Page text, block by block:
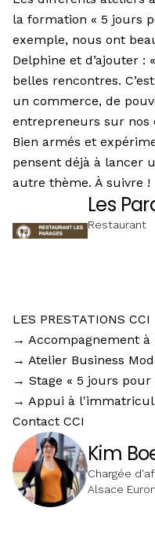
la formation « 5 jours
exemple, nous ont
Delphine et d’ajouter :
belles rencontres.
un commerce, de
entrepreneurs sur nos
Bien armés et
pensent déjà à lancer
autre thème. À suivre !
Les
Restaurant
LES PRESTATIONS CCI
→ Accompagnement à
→ Atelier Business
→ Stage « 5 jours
→ Appui à
Contact CCI
Kim
Chargée
Alsace